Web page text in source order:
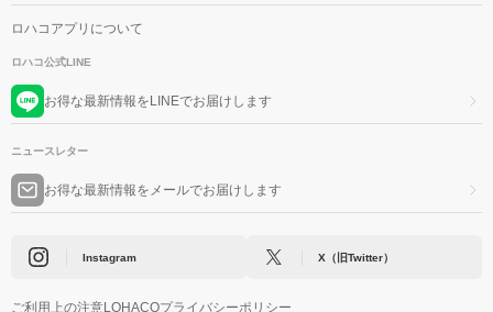
ロハコアプリについて
ロハコ公式LINE
お得な最新情報をLINEでお届けします
ニュースレター
お得な最新情報をメールでお届けします
Instagram X（旧Twitter）
ご利用上の注意LOHACOプライバシーポリシー